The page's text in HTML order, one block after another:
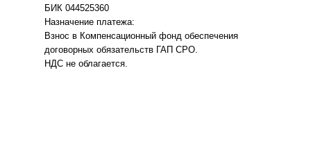
БИК 044525360
Назначение платежа:
Взнос в Компенсационный фонд обеспечения
договорных обязательств ГАП СРО.
НДС не облагается.